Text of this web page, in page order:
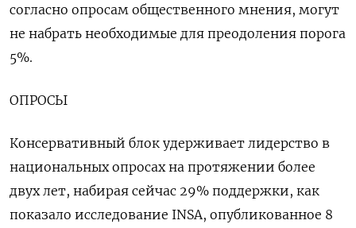
согласно опросам общественного мнения, могут
не набрать необходимые для преодоления порога
5%.
ОПРОСЫ
Консервативный блок удерживает лидерство в
национальных опросах на протяжении более
двух лет, набирая сейчас 29% поддержки, как
показало исследование INSA, опубликованное 8